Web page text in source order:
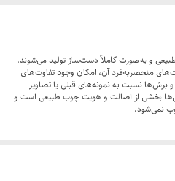
و به‌صورت کاملاً دست‌ساز تولید می‌شوند.
منحصر‌به‌فرد آن، امکان وجود تفاوت‌های
برش‌ها نسبت به نمونه‌های قبلی یا تصاویر
بخشی از اصالت و هویت چوب طبیعی است و
نمی‌شود.
موارد و آگاهی از ویژگی‌های طبیعی چوب هست